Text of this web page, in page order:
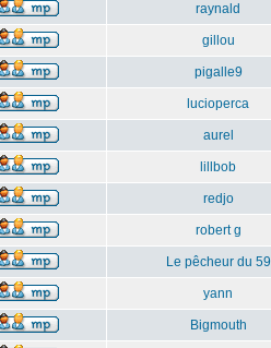
raynald
gillou
pigalle9
lucioperca
aurel
lillbob
redjo
robert g
Le pêcheur du 59
yann
Bigmouth